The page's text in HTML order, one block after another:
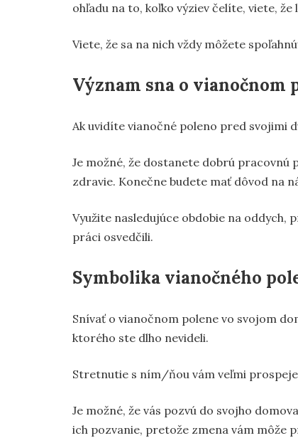
ohľadu na to, koľko výziev čelíte, viete,
Viete, že sa na nich vždy môžete
Význam sna o vianočnom
Ak uvidíte vianočné poleno pred svojimi
Je možné, že dostanete dobrú pracovnú
zdravie. Konečne budete mať dôvod na
Využite nasledujúce obdobie na oddych,
práci osvedčili.
Symbolika vianočného
Snívať o vianočnom polene vo svojom
ktorého ste dlho nevideli.
Stretnutie s ním/ňou vám veľmi
Je možné, že vás pozvú do svojho
ich pozvanie, pretože zmena vám môže